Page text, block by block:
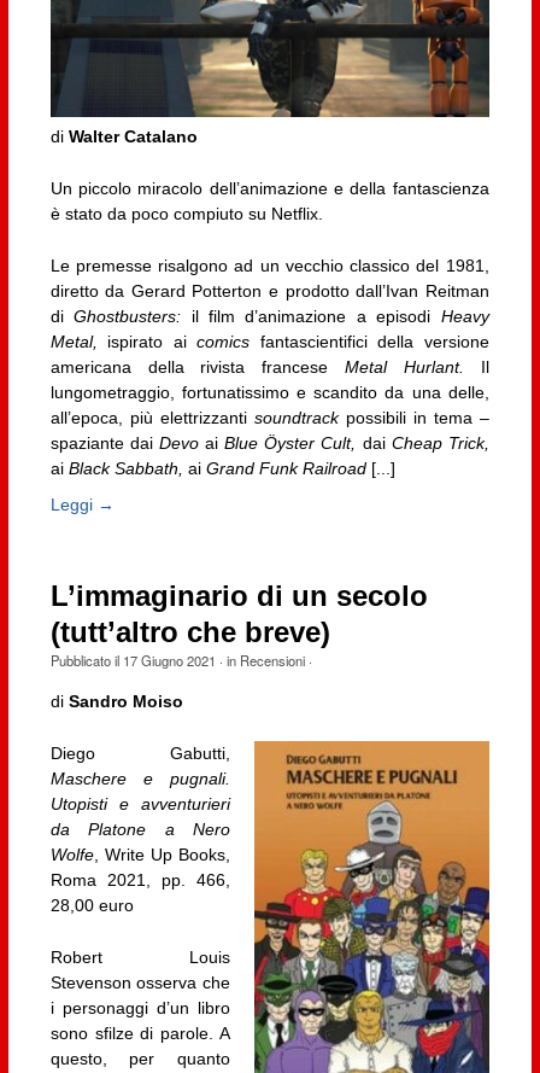
di Walter Catalano
Un piccolo miracolo dell’animazione e della fantascienza
è stato da poco compiuto su Netflix.
Le premesse risalgono ad un vecchio classico del 1981,
diretto da Gerard Potterton e prodotto dall’Ivan Reitman
diGhostbusters: il film d’animazione a episodi Heavy
Metal, ispirato aicomics fantascientifici della versione
americana della rivista franceseMetal Hurlant. Il
lungometraggio, fortunatissimo e scandito da una delle,
all’epoca, più elettrizzanti soundtrackpossibili in tema –
spaziante dai DevoaiBlue Öyster Cult, dai Cheap Trick,
ai Black Sabbath, ai Grand Funk Railroad[...]
Leggi →
L’immaginario di un secolo
(tutt’altro che breve)
Pubblicato il 17 Giugno 2021 · in Recensioni·
di Sandro Moiso
Diego Gabutti,
Maschere e pugnali.
Utopisti e avventurieri
da Platone a Nero
Wolfe, Write Up Books,
Roma 2021, pp. 466,
28,00 euro
Robert Louis
Stevenson osserva che
i personaggi d’un libro
sono sfilze di parole. A
questo, per quanto